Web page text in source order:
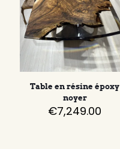
Table en résine époxy
noyer
€7,249.00